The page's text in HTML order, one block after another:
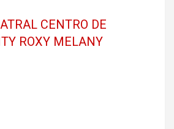
CENTRO DE
ROXY MELANY